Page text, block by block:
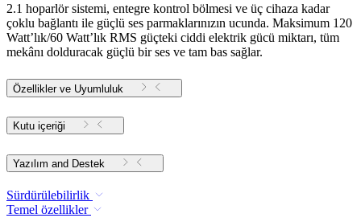
2.1 hoparlör sistemi, entegre kontrol bölmesi ve üç cihaza kadar
çoklu bağlantı ile güçlü ses parmaklarınızın ucunda. Maksimum 120
Watt’lık/60 Watt’lık RMS güçteki ciddi elektrik gücü miktarı, tüm
mekânı dolduracak güçlü bir ses ve tam bas sağlar.
Özellikler ve Uyumluluk
Kutu içeriği
Yazılım and Destek
Sürdürülebilirlik
Temel özellikler